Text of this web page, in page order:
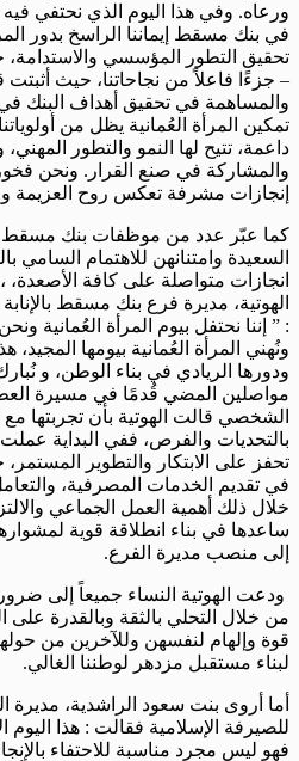
ورعاه. وفي هذا اليوم الذي نحتفي فيه
في بنك مسقط إيماننا الراسخ بدور
تحقيق التطور المؤسسي
– جزءًا فاعلاً من نجاحاتنا، حيث أثبتت
والمساهمة في تحقيق أهداف البنك
تمكين المرأة العُمانية يظل من
داعمة، تتيح لها النمو والتطور
والمشاركة في صنع القرار. ونحن
إنجازات مشرفة تعكس روح العزيمة
كما عبّر عدد من موظفات بنك مسقط
السعيدة وامتنانهن للاهتمام السامي
انجازات متواصلة على كافة
الهوتية، مديرة فرع بنك مسقط
: ” إننا نحتفل بيوم المرأة العُمانية
ونُهني المرأة العُمانية بيومها المجيد،
ودورها الريادي في بناء الوطن، و
مواصلين المضي قُدمًا في مسيرة
الشخصي قالت الهوتية بأن تجربتها
بالتحديات والفرص، ففي البداية
تحفز على الابتكار والتطوير
في تقديم الخدمات المصرفية،
خلال ذلك أهمية العمل الجماعي
ساعدها في بناء انطلاقة قوية
إلى منصب مديرة الفرع.
ودعت الهوتية النساء جميعاً إلى
من خلال التحلي بالثقة وبالقدرة على
قوة وإلهام لنفسهن وللآخرين من
لبناء مستقبل مزدهر لوطننا الغالي.
أما أروى بنت سعود الراشدية، مديرة
للصيرفة الإسلامية فقالت : هذا اليوم
فهو ليس مجرد مناسبة للاحتفاء